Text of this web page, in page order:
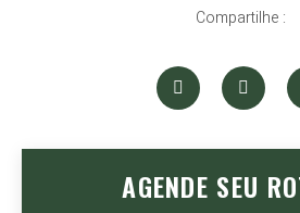
Compartilhe :
AGENDE SEU